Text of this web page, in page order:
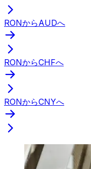
RONからAUDへ
RONからCHFへ
RONからCNYへ